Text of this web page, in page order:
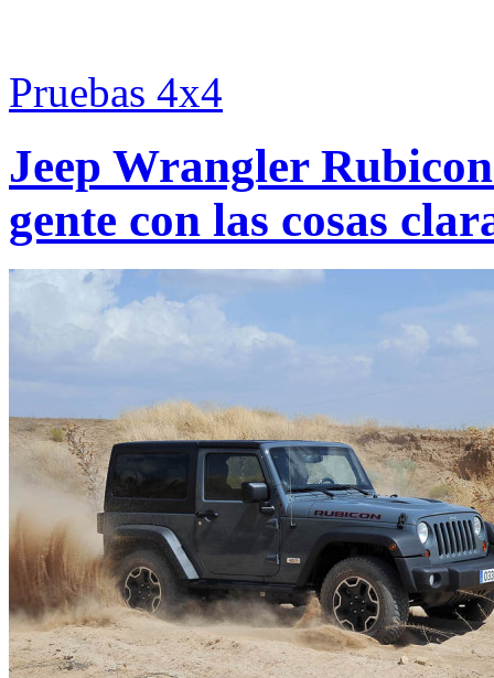
Pruebas 4x4
Jeep Wrangler
gente con las cosas